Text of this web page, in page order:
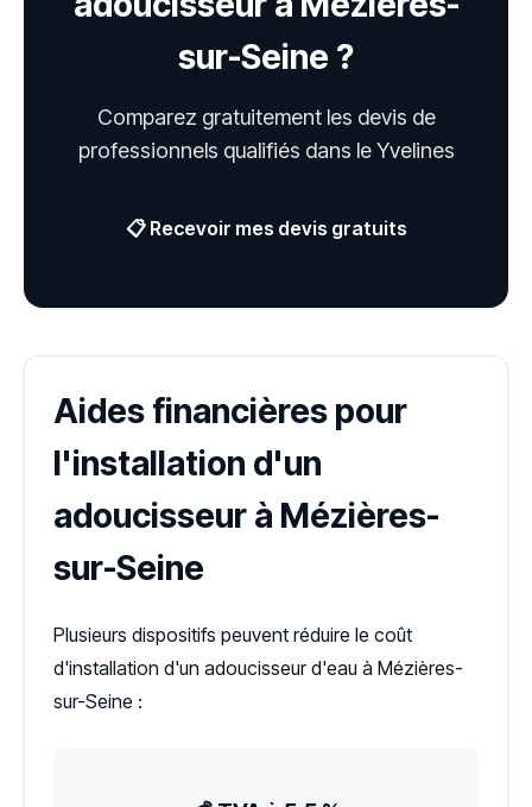
sur-Seine ?
Comparez gratuitement les devis de
professionnels qualifiés dans le Yvelines
📋 Recevoir mes devis gratuits
Aides financières pour
l'installation d'un
adoucisseur à Mézières-
sur-Seine
Plusieurs dispositifs peuvent réduire le coût
d'installation d'un adoucisseur d'eau à Mézières-
sur-Seine :